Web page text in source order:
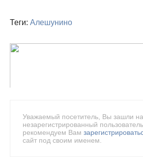
Теги: Алешунино
Уважаемый посетитель, Вы зашли на
незарегистрированный
рекомендуем Вам
сайт под своим именем.